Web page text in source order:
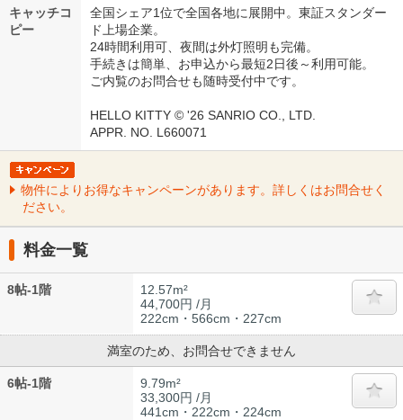
キャッチコ
ピー
全国シェア1位で全国各地に展開中。東証スタンダー
ド上場企業。
24時間利用可、夜間は外灯照明も完備。
手続きは簡単、お申込から最短2日後～利用可能。
ご内覧のお問合せも随時受付中です。
HELLO KITTY © '26 SANRIO CO., LTD.
APPR. NO. L660071
物件によりお得なキャンペーンがあります。詳しくはお問合せく
ださい。
料金一覧
8帖-1階
12.57m²
44,700円 /月
222cm・566cm・227cm
満室のため、お問合せできません
6帖-1階
9.79m²
33,300円 /月
441cm・222cm・224cm